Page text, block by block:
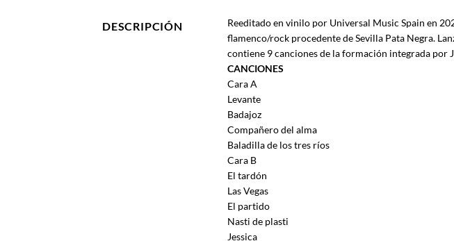
DESCRIPCIÓN
Reeditado en vinilo por Universal Music Spain en
flamenco/rock procedente de Sevilla Pata Negra.
contiene 9 canciones de la formación integrada por
CANCIONES
Cara A
Levante
Badajoz
Compañero del alma
Baladilla de los tres ríos
Cara B
El tardón
Las Vegas
El partido
Nasti de plasti
Jessica